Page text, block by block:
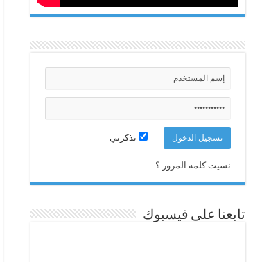
تذكرني
نسيت كلمة المرور ؟
تابعنا على فيسبوك